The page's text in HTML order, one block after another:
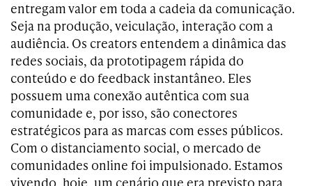
entregam valor em toda a cadeia da comunicação.
Seja na produção, veiculação, interação com a
audiência. Os creators entendem a dinâmica das
redes sociais, da prototipagem rápida do
conteúdo e do feedback instantâneo. Eles
possuem uma conexão autêntica com sua
comunidade e, por isso, são conectores
estratégicos para as marcas com esses públicos.
Com o distanciamento social, o mercado de
comunidades online foi impulsionado. Estamos
vivendo, hoje, um cenário que era previsto para